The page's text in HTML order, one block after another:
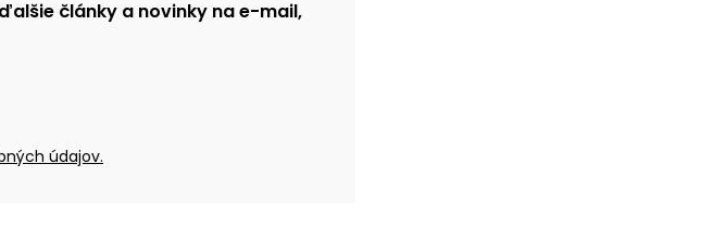
články a novinky na e-mail,
údajov.